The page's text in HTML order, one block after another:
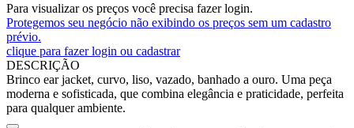
Para visualizar os preços você precisa fazer login.
Protegemos seu negócio não exibindo os preços sem um cadastro
prévio.
clique para fazer login ou cadastrar
DESCRIÇÃO
Brinco ear jacket, curvo, liso, vazado, banhado a ouro. Uma peça
moderna e sofisticada, que combina elegância e praticidade, perfeita
para qualquer ambiente.